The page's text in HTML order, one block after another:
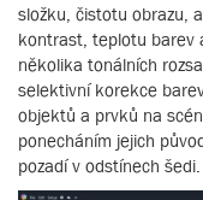
složku, čistotu obrazu,
kontrast, teplotu barev
několika tonálních
selektivní korekce
objektů a prvků na
ponecháním jejich
pozadí v odstínech šedi.